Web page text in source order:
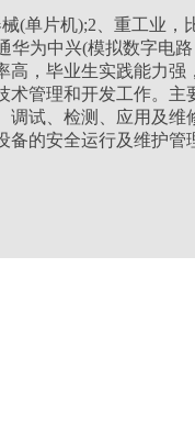
(单片机);2、重工业，
华为中兴(模拟数字电
高，毕业生实践能力
术管理和开发工作。
调试、检测、应用及
的安全运行及维护管